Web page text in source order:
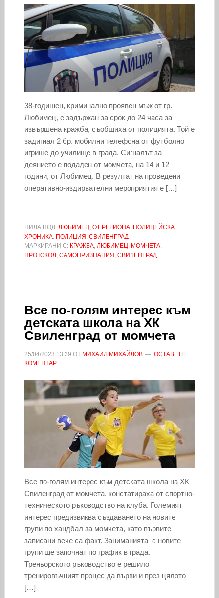
38-годишен, криминално проявен мъж от гр.
Любимец, е задържан за срок до 24 часа за
извършена кражба, съобщиха от полицията. Той е
задигнал 2 бр. мобилни телефона от футболно
игрище до училище в града. Сигналът за
деянието е подаден от момчета, на 14 и 12
години, от Любимец. В резултат на проведени
оперативно-издирвателни мероприятия е […]
ПИЛА ПОД: ЛЮБИМЕЦ, ОТ РЕГИОНА, ПОЛИЦЕЙСКА
ХРОНИКА, ПОЛИЦИЯ , СВИЛЕНГРАД
МАРКИРАНИ С: КРАЖБА, ЛЮБИМЕЦ, МОМЧЕТА,
ПРОТОКОЛ , САМОПРИЗНАНИЯ , СВИЛЕНГРАД
Все по-голям интерес към
детската школа на ХК
Свиленград от момчета
25/04/2023 13:29 ОТ МИХАИЛ МИХАЙЛОВ
ОСТАВЕТЕ
КОМЕНТАР
Все по-голям интерес към детската школа на ХК
Свиленград от момчета, констатираха от спортно-
техническото ръководство на клуба. Големият
интерес предизвиква създаването на новите
групи по хандбал за момчета, като първите
записани вече са факт. Заниманията с новите
групи ще започнат по график в града.
Треньорското ръководство е решило
тренировъчният процес да върви и през цялото
[…]